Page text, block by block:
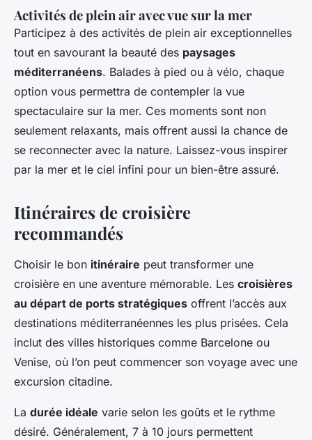
Activités de plein air avec vue sur la mer
Participez à des activités de plein air exceptionnelles
tout en savourant la beauté des paysages
méditerranéens. Balades à pied ou à vélo, chaque
option vous permettra de contempler la vue
spectaculaire sur la mer. Ces moments sont non
seulement relaxants, mais offrent aussi la chance de
se reconnecter avec la nature. Laissez-vous inspirer
par la mer et le ciel infini pour un bien-être assuré.
Itinéraires de croisière
recommandés
Choisir le bon itinéraire peut transformer une
croisière en une aventure mémorable. Les croisières
au départ de ports stratégiques offrent l’accès aux
destinations méditerranéennes les plus prisées. Cela
inclut des villes historiques comme Barcelone ou
Venise, où l’on peut commencer son voyage avec une
excursion citadine.
La durée idéale varie selon les goûts et le rythme
désiré. Généralement, 7 à 10 jours permettent